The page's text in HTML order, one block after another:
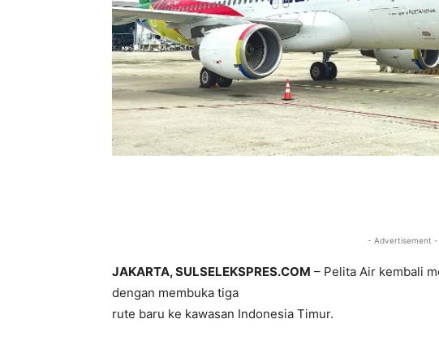
- Advertisement -
JAKARTA, SULSELEKSPRES.COM – Pelita Air kembali
dengan membuka tiga
rute baru ke kawasan Indonesia Timur.